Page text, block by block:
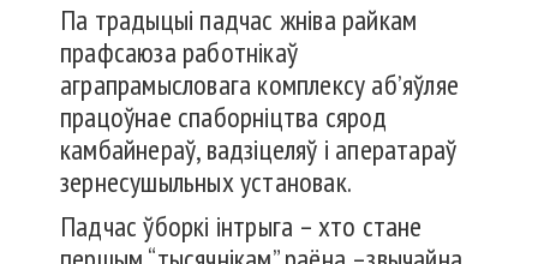
Па традыцыі падчас жніва райкам
прафсаюза работнікаў
аграпрамысловага комплексу аб’яўляе
працоўнае спаборніцтва сярод
камбайнераў, вадзіцеляў і аператараў
зернесушыльных установак.
Падчас ўборкі інтрыга – хто стане